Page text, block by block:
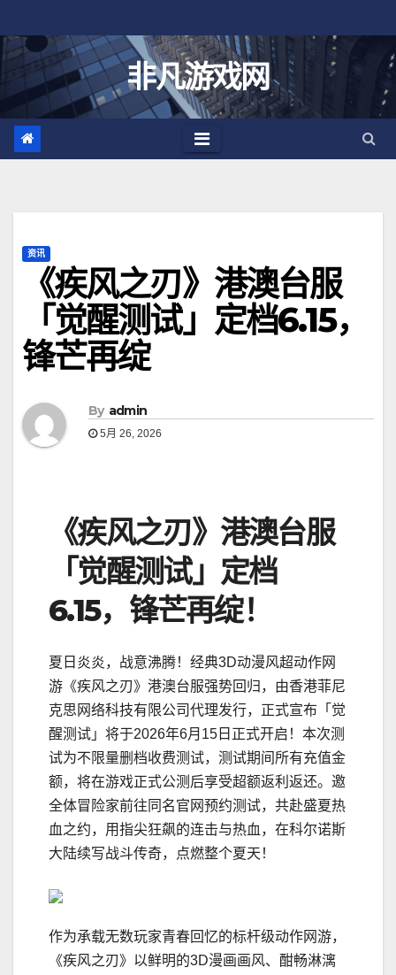
至
非凡游戏网
资讯
《疾风之刃》港澳台服
「觉醒测试」定档6.15，
锋芒再绽
By admin
5月 26, 2026
《疾风之刃》港澳台服
「觉醒测试」定档
6.15，锋芒再绽！
夏日炎炎，战意沸腾！经典3D动漫风超动作网
游《疾风之刃》港澳台服强势回归，由香港菲尼
克思网络科技有限公司代理发行，正式宣布「觉
醒测试」将于2026年6月15日正式开启！本次测
试为不限量删档收费测试，测试期间所有充值金
额，将在游戏正式公测后享受超额返利返还。邀
全体冒险家前往同名官网预约测试，共赴盛夏热
血之约，用指尖狂飙的连击与热血，在科尔诺斯
大陆续写战斗传奇，点燃整个夏天！
作为承载无数玩家青春回忆的标杆级动作网游，
《疾风之刃》以鲜明的3D漫画画风、酣畅淋漓